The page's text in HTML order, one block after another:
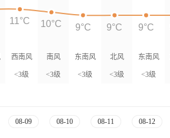
西南风
<3级
南风
<3级
东南风
<3级
北风
<3级
东南风
<3级
11°C 10°C 9°C 9°C 9°C
08-09 08-10 08-11 08-12